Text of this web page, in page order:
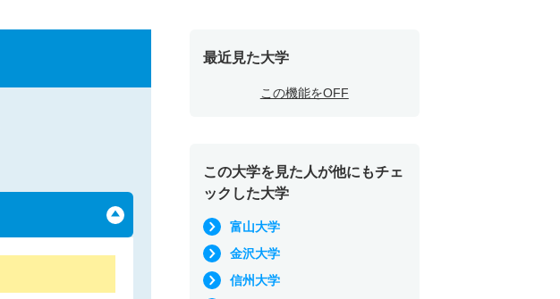
最近見た大学
この機能をOFF
この大学を見た人が他にもチェ
ックした大学
富山大学
金沢大学
信州大学